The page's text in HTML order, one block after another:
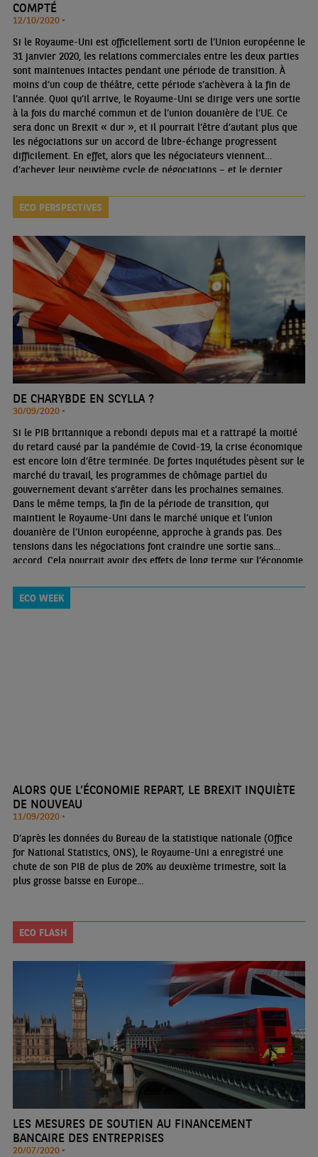
COMPTÉ
12/10/2020 •
Si le Royaume-Uni est officiellement sorti de l’Union européenne le
31 janvier 2020, les relations commerciales entre les deux parties
sont maintenues intactes pendant une période de transition. À
moins d’un coup de théâtre, cette période s’achèvera à la fin de
l’année. Quoi qu’il arrive, le Royaume-Uni se dirige vers une sortie
à la fois du marché commun et de l’union douanière de l’UE. Ce
sera donc un Brexit « dur », et il pourrait l’être d’autant plus que
les négociations sur un accord de libre-échange progressent
difficilement. En effet, alors que les négociateurs viennent
d’achever leur neuvième cycle de négociations – et le dernier
ECO PERSPECTIVES
DE CHARYBDE EN SCYLLA ?
30/09/2020 •
Si le PIB britannique a rebondi depuis mai et a rattrapé la moitié
du retard causé par la pandémie de Covid-19, la crise économique
est encore loin d’être terminée. De fortes inquiétudes pèsent sur le
marché du travail, les programmes de chômage partiel du
gouvernement devant s’arrêter dans les prochaines semaines.
Dans le même temps, la fin de la période de transition, qui
maintient le Royaume-Uni dans le marché unique et l’union
douanière de l’Union européenne, approche à grands pas. Des
tensions dans les négociations font craindre une sortie sans
accord. Cela pourrait avoir des effets de long terme sur l’économie
ECO WEEK
ALORS QUE L’ÉCONOMIE REPART, LE BREXIT INQUIÈTE
DE NOUVEAU
11/09/2020 •
D’après les données du Bureau de la statistique nationale (Office
for National Statistics, ONS), le Royaume-Uni a enregistré une
chute de son PIB de plus de 20% au deuxième trimestre, soit la
plus grosse baisse en Europe...
ECO FLASH
LES MESURES DE SOUTIEN AU FINANCEMENT
BANCAIRE DES ENTREPRISES
20/07/2020 •